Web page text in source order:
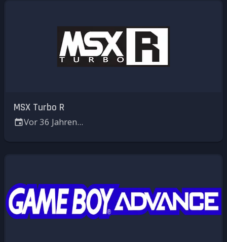
MSX Turbo R
Vor 36 Jahren...